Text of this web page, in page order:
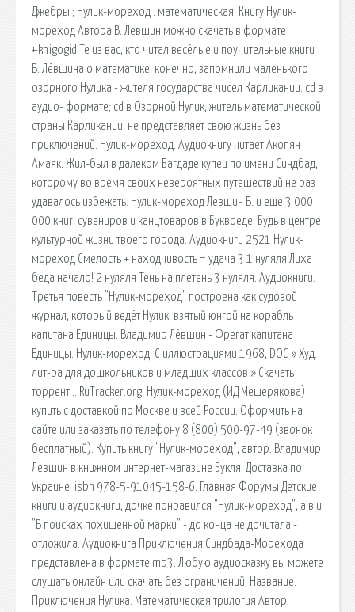
Джебры ; Нулик-мореход : математическая. Книгу Нулик-
мореход Автора В. Левшин можно скачать в формате
#knigogid Те из вас, кто читал весёлые и поучительные книги
В. Лёвшина о математике, конечно, запомнили маленького
озорного Нулика - жителя государства чисел Карликании. cd в
аудио- формате; cd в Озорной Нулик, житель математической
страны Карликании, не представляет свою жизнь без
приключений. Нулик-мореход. Аудиокнигу читает Акопян
Амаяк. Жил-был в далеком Багдаде купец по имени Синдбад,
которому во время своих невероятных путешествий не раз
удавалось избежать. Нулик-мореход Левшин В. и еще 3 000
000 книг, сувениров и канцтоваров в Буквоеде. Будь в центре
культурной жизни твоего города. Аудиокниги 2521 Нулик-
мореход Смелость + находчивость = удача 3 1 нуляля Лиха
беда начало! 2 нуляля Тень на плетень 3 нуляля. Аудиокниги.
Третья повесть "Нулик-мореход" построена как судовой
журнал, который ведёт Нулик, взятый юнгой на корабль
капитана Единицы. Владимир Лёвшин - Фрегат капитана
Единицы. Нулик-мореход. С иллюстрациями 1968, DOC » Худ.
лит-ра для дошкольников и младших классов » Скачать
торрент :: RuTracker.org. Нулик-мореход (ИД Мещерякова)
купить с доставкой по Москве и всей России. Оформить на
сайте или заказать по телефону 8 (800) 500-97-49 (звонок
бесплатный). Купить книгу "Нулик-мореход", автор: Владимир
Левшин в книжном интернет-магазине Букля. Доставка по
Украине. isbn 978-5-91045-158-6. Главная Форумы Детские
книги и аудиокниги, дочке понравился "Нулик-мореход", а в и
"В поисках похищенной марки" - до конца не дочитала -
отложила. Аудиокнига Приключения Синдбада-Морехода
представлена в формате mp3. Любую аудиосказку вы можете
слушать онлайн или скачать без ограничений. Название:
Приключения Нулика. Математическая трилогия Автор: